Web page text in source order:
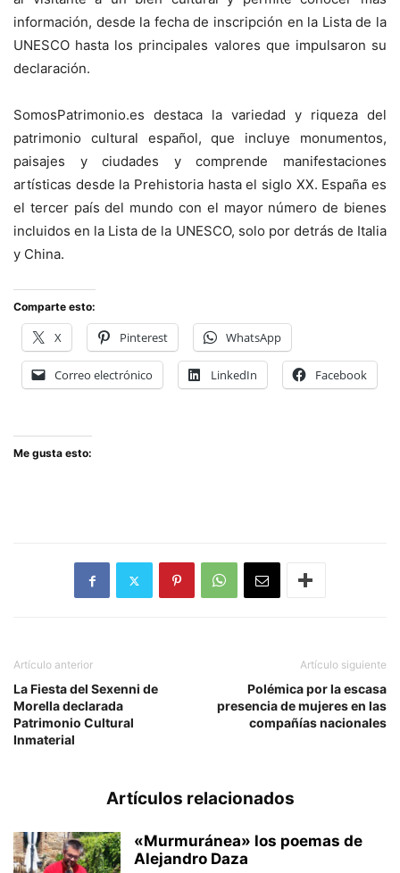
información, desde la fecha de inscripción en la Lista de la
UNESCO hasta los principales valores que impulsaron su
declaración.
SomosPatrimonio.es destaca la variedad y riqueza del
patrimonio cultural español, que incluye monumentos,
paisajes y ciudades y comprende manifestaciones
artísticas desde la Prehistoria hasta el siglo XX. España es
el tercer país del mundo con el mayor número de bienes
incluidos en la Lista de la UNESCO, solo por detrás de Italia
y China.
Comparte esto:
X Pinterest WhatsApp
Correo electrónico LinkedIn Facebook
Me gusta esto:
Artículo anterior
La Fiesta del Sexenni de
Morella declarada
Patrimonio Cultural
Inmaterial
Artículo siguiente
Polémica por la escasa
presencia de mujeres en las
compañías nacionales
Artículos relacionados
«Murmuránea» los poemas de
Alejandro Daza